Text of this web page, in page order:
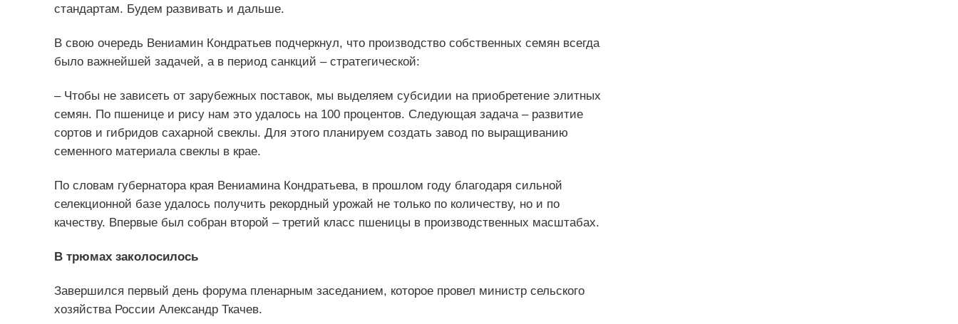
стандартам. Будем развивать и дальше.
В свою очередь Вениамин Кондратьев подчеркнул, что производство собственных семян всегда
было важнейшей задачей, а в период санкций – стратегической:
– Чтобы не зависеть от зарубежных поставок, мы выделяем субсидии на приобретение элитных
семян. По пшенице и рису нам это удалось на 100 процентов. Следующая задача – развитие
сортов и гибридов сахарной свеклы. Для этого планируем создать завод по выращиванию
семенного материала свеклы в крае.
По словам губернатора края Вениамина Кондратьева, в прошлом году благодаря сильной
селекционной базе удалось получить рекордный урожай не только по количеству, но и по
качеству. Впервые был собран второй – третий класс пшеницы в производственных масштабах.
В трюмах заколосилось
Завершился первый день форума пленарным заседанием, которое провел министр сельского
хозяйства России Александр Ткачев.